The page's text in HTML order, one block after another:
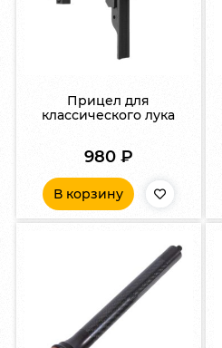
Прицел для
классического лука
980 ₽
В корзину